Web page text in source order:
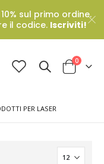
sul primo ordine.
il codice. Iscriviti!
Cart
0Prodotti
PER LASER